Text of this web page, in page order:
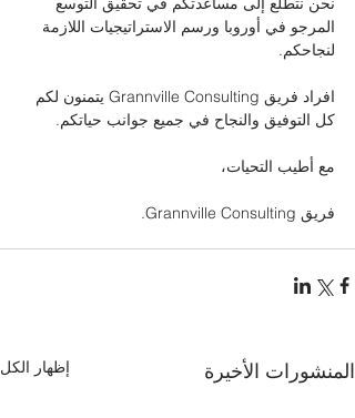
المرجو في أوروبا ورسم الاستراتيجيات اللازمة
لنجاحكم.
افراد فريق Grannville Consulting يتمنون لكم
كل التوفيق والنجاح في جميع جوانب حياتكم.
مع أطيب التحيات،
فريق Grannville Consulting.
المنشورات الأخيرة إظهار الكل